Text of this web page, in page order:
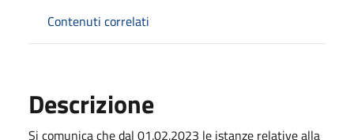
Contenuti correlati
Descrizione
Si comunica che dal 01.02.2023 le istanze relative alla